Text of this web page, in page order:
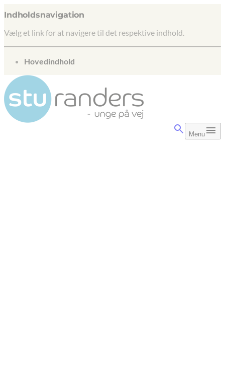
Indholdsnavigation
Vælg et link for at navigere til det respektive indhold.
gå til
Hovedindhold
Menu